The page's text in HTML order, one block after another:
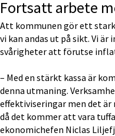
Fortsatt arbete
Att kommunen gör ett
vi kan andas ut på sikt. Vi är
svårigheter att förutse
– Med en stärkt kassa är
denna utmaning.
effektiviseringar men det
då det kommer att vara
ekonomichefen Niclas